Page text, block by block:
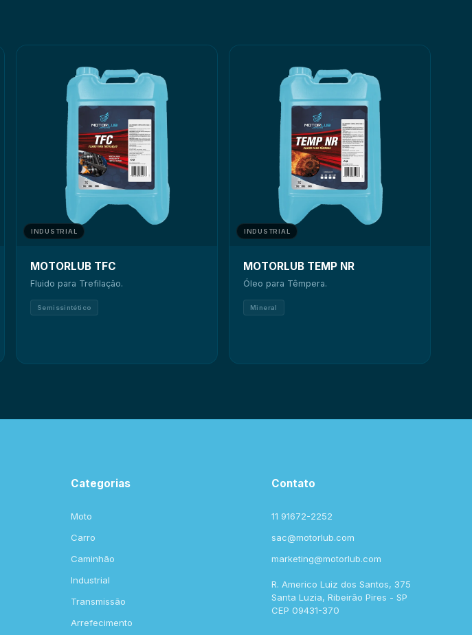
INDUSTRIAL
MOTORLUB TFC
Fluido para Trefilação.
Semissintético
INDUSTRIAL
MOTORLUB TEMP NR
Óleo para Têmpera.
Mineral
Categorias
Moto
Carro
Caminhão
Industrial
Transmissão
Arrefecimento
Contato
11 91672-2252
sac@motorlub.com
marketing@motorlub.com
R. Americo Luiz dos Santos, 375
Santa Luzia, Ribeirão Pires - SP
CEP 09431-370